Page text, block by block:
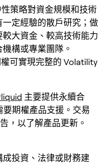
策略對資金規模和技術
定經驗的散戶研究；做
大資金、較高技術能力
構或專業團隊。
權可實現完整的 Volatility
主要提供永續合
期權產品支援。交易
，以了解產品更新。
投資、法律或財務建